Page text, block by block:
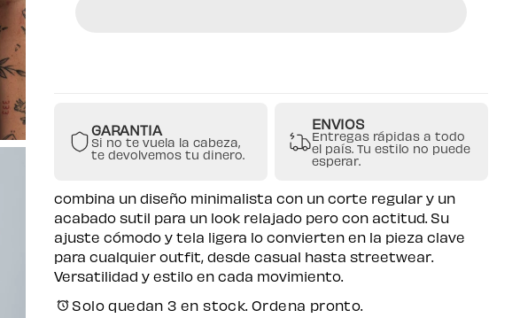
GARANTIA
Si no te vuela la cabeza,
te devolvemos tu dinero.
ENVIOS
Entregas rápidas a todo
el país. Tu estilo no puede
esperar.
combina un diseño minimalista con un corte regular y un
acabado sutil para un look relajado pero con actitud. Su
ajuste cómodo y tela ligera lo convierten en la pieza clave
para cualquier outfit, desde casual hasta streetwear.
Versatilidad y estilo en cada movimiento.
Solo quedan 3 en stock. Ordena pronto.